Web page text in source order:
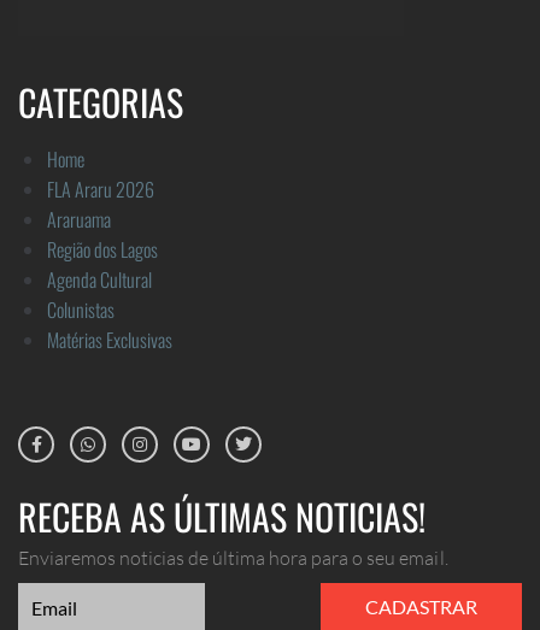
CATEGORIAS
Home
FLA Araru 2026
Araruama
Região dos Lagos
Agenda Cultural
Colunistas
Matérias Exclusivas
RECEBA AS ÚLTIMAS NOTICIAS!
Enviaremos noticias de última hora para o seu email.
CADASTRAR